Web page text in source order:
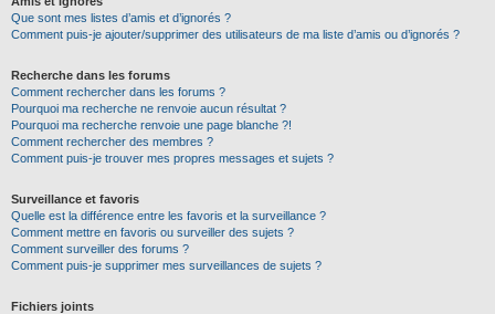
Que sont mes listes d’amis et d’ignorés ?
Comment puis-je ajouter/supprimer des utilisateurs de ma liste d’amis ou d’ignorés ?
Recherche dans les forums
Comment rechercher dans les forums ?
Pourquoi ma recherche ne renvoie aucun résultat ?
Pourquoi ma recherche renvoie une page blanche ?!
Comment rechercher des membres ?
Comment puis-je trouver mes propres messages et sujets ?
Surveillance et favoris
Quelle est la différence entre les favoris et la surveillance ?
Comment mettre en favoris ou surveiller des sujets ?
Comment surveiller des forums ?
Comment puis-je supprimer mes surveillances de sujets ?
Fichiers joints